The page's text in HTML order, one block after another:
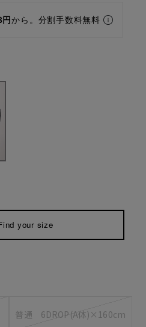
円から。分割手数料無料
your size
普通 6DROP(A体)×160cm